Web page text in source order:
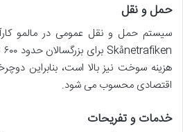
حمل و نقل
سیستم حمل و نقل عمومی در مالمو
هزینه سوخت نیز بالا است، بنابراین
اقتصادی محسوب می شود.
خدمات و تفریحات